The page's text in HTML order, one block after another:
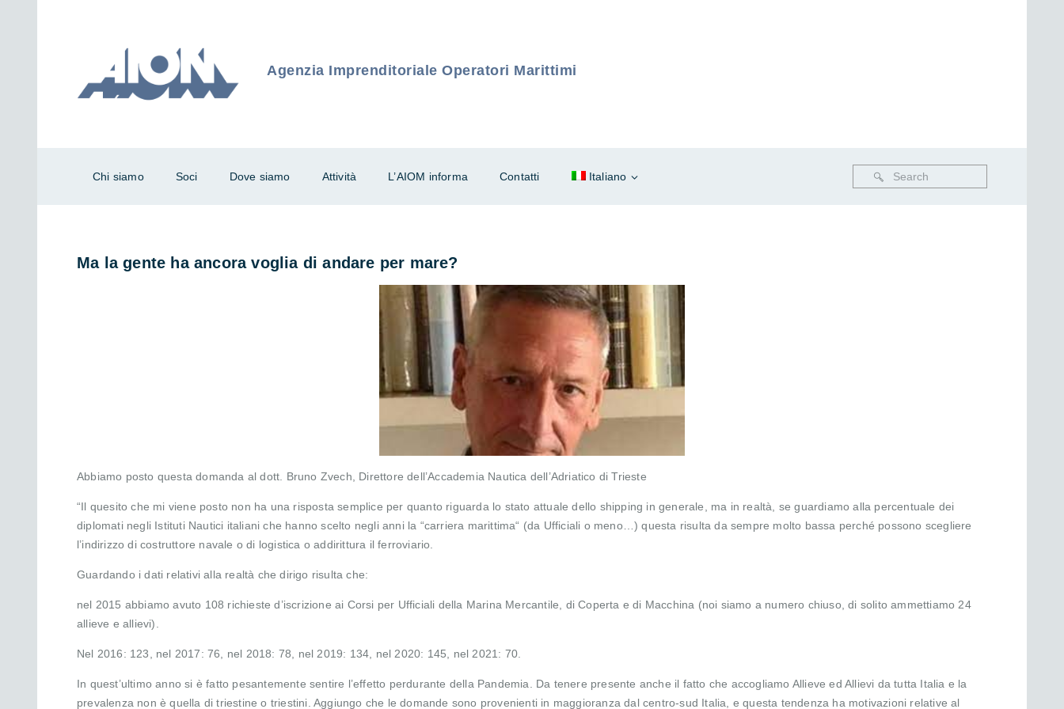
Agenzia Imprenditoriale Operatori Marittimi
Chi siamo Soci Dove siamo Attività L’AIOM informa Contatti Italiano
Ma la gente ha ancora voglia di andare per mare?
Abbiamo posto questa domanda al dott. Bruno Zvech, Direttore dell’Accademia Nautica dell’Adriatico di Trieste
“Il quesito che mi viene posto non ha una risposta semplice per quanto riguarda lo stato attuale dello shipping in generale, ma in realtà, se guardiamo alla percentuale dei
diplomati negli Istituti Nautici italiani che hanno scelto negli anni la “carriera marittima“ (da Ufficiali o meno…) questa risulta da sempre molto bassa perché possono scegliere
l’indirizzo di costruttore navale o di logistica o addirittura il ferroviario.
Guardando i dati relativi alla realtà che dirigo risulta che:
nel 2015 abbiamo avuto 108 richieste d’iscrizione ai Corsi per Ufficiali della Marina Mercantile, di Coperta e di Macchina (noi siamo a numero chiuso, di solito ammettiamo 24
allieve e allievi).
Nel 2016: 123, nel 2017: 76, nel 2018: 78, nel 2019: 134, nel 2020: 145, nel 2021: 70.
In quest’ultimo anno si è fatto pesantemente sentire l’effetto perdurante della Pandemia. Da tenere presente anche il fatto che accogliamo Allieve ed Allievi da tutta Italia e la
prevalenza non è quella di triestine o triestini. Aggiungo che le domande sono provenienti in maggioranza dal centro-sud Italia, e questa tendenza ha motivazioni relative al